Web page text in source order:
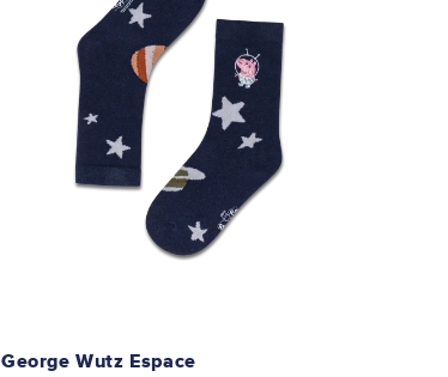
George Wutz Espace